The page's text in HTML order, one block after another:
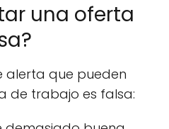
una oferta
alerta que pueden
de trabajo es falsa: